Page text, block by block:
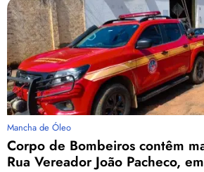
Mancha de Óleo
Corpo de Bombeiros contêm
Rua Vereador João Pacheco,